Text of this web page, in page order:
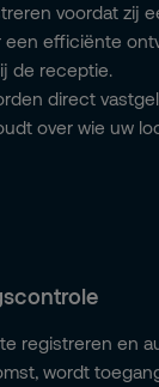
voordat zij
een efficiënte
de receptie.
direct
over wie uw
registreren en
wordt